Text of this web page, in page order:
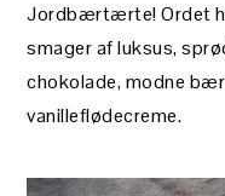
Jordbærtærte! Ordet
smager af luksus,
chokolade, modne
vanilleflødecreme.